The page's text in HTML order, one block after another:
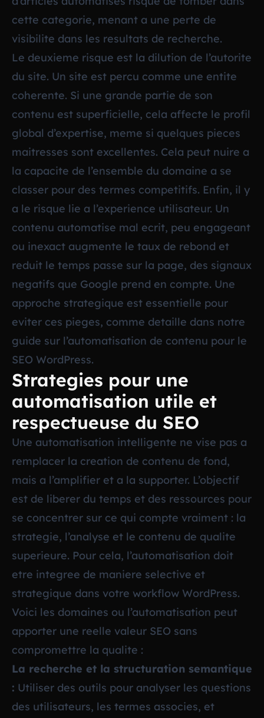
cette categorie, menant a une perte de
visibilite dans les resultats de recherche.
Le deuxieme risque est la dilution de l’autorite
du site. Un site est percu comme une entite
coherente. Si une grande partie de son
contenu est superficielle, cela affecte le profil
global d’expertise, meme si quelques pieces
maitresses sont excellentes. Cela peut nuire a
la capacite de l’ensemble du domaine a se
classer pour des termes competitifs. Enfin, il y
a le risque lie a l’experience utilisateur. Un
contenu automatise mal ecrit, peu engageant
ou inexact augmente le taux de rebond et
reduit le temps passe sur la page, des signaux
negatifs que Google prend en compte. Une
approche strategique est essentielle pour
eviter ces pieges, comme detaille dans notre
guide sur l’automatisation de contenu pour le
SEO WordPress.
Strategies pour une
automatisation utile et
respectueuse du SEO
Une automatisation intelligente ne vise pas a
remplacer la creation de contenu de fond,
mais a l’amplifier et a la supporter. L’objectif
est de liberer du temps et des ressources pour
se concentrer sur ce qui compte vraiment : la
strategie, l’analyse et le contenu de qualite
superieure. Pour cela, l’automatisation doit
etre integree de maniere selective et
strategique dans votre workflow WordPress.
Voici les domaines ou l’automatisation peut
apporter une reelle valeur SEO sans
compromettre la qualite :
La recherche et la structuration semantique
: Utiliser des outils pour analyser les questions
des utilisateurs, les termes associes, et